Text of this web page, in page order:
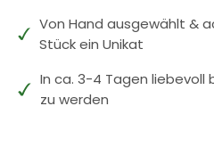
Von Hand ausgewählt &
Stück ein Unikat
In ca. 3-4 Tagen
zu werden